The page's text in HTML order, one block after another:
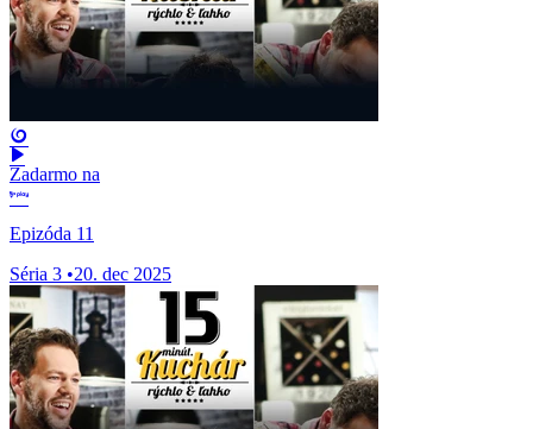
Zadarmo na
Epizóda 11
Séria 3 •20. dec 2025